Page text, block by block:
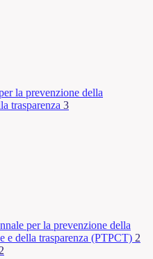
la prevenzione della
trasparenza 3
per la prevenzione della
e della trasparenza (PTPCT) 2